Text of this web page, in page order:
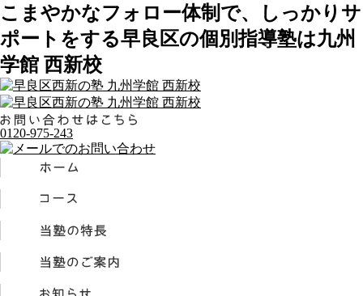
こまやかなフォロー体制で、しっかりサ
ポートをする早良区の個別指導塾は九州
学館 西新校
0120-975-243